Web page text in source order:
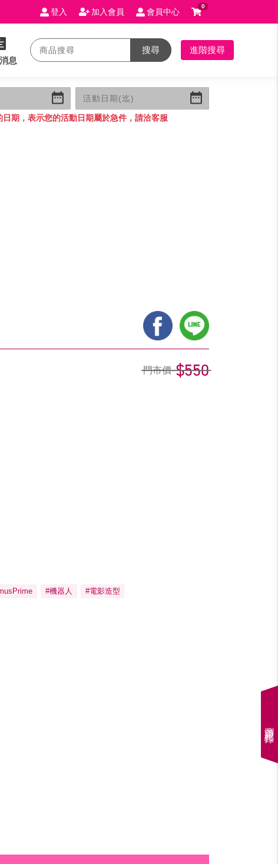
登入 加入會員 會員中心
0
息
搜尋 進階搜尋
期，表示您的活動日期屬於急件，請洽客服
門市價 $550
#機器人 #電影造型